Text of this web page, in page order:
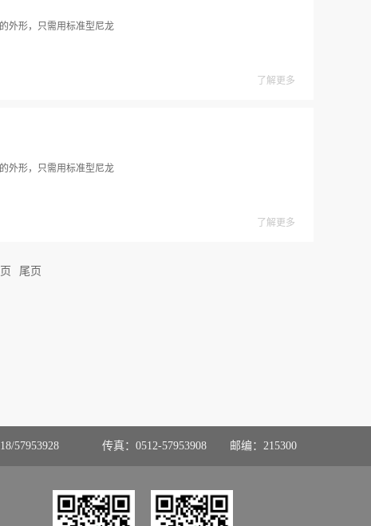
外形，只需用标准型尼龙
了解更多
外形，只需用标准型尼龙
了解更多
尾页
57953928 传真：0512-57953908 邮编：215300